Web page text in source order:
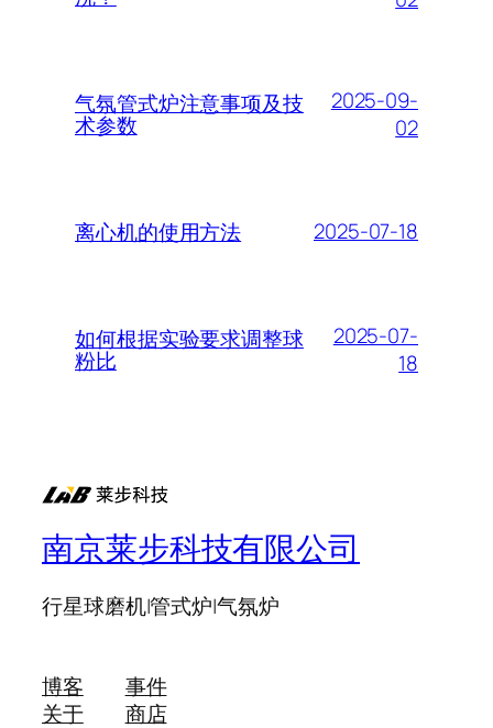
气氛管式炉注意事项及技
术参数
2025-09-
02
离心机的使用方法 2025-07-18
如何根据实验要求调整球
粉比
2025-07-
18
南京莱步科技有限公司
行星球磨机|管式炉|气氛炉
博客
关于
事件
商店